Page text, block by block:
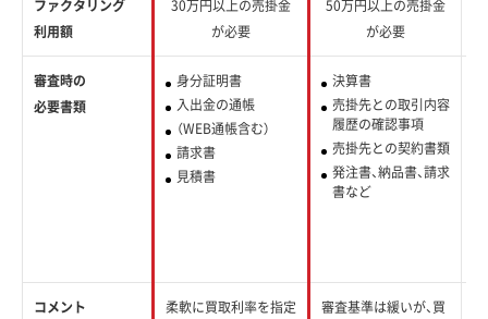
ファクタリング
利用額
30万円以上の売掛金
が必要
50万円以上の売掛金
が必要
審査時の
必要書類
身分証明書
入出金の通帳
（WEB通帳含む）
請求書
見積書
決算書
売掛先との取引内容
履歴の確認事項
売掛先との契約書類
発注書、納品書、請求
書など
コメント
柔軟に買取利率を指定
審査基準は緩いが、買